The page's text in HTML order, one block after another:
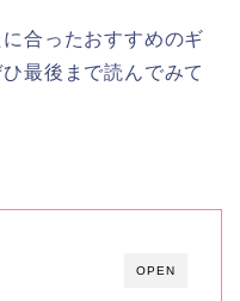
合ったおすすめのギ
最後まで読んでみて
OPEN